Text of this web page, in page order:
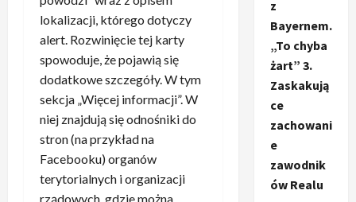
lokalizacji, którego dotyczy
alert. Rozwinięcie tej karty
spowoduje, że pojawią się
dodatkowe szczegóły. W tym
sekcja „Więcej informacji”. W
niej znajdują się odnośniki do
stron (na przykład na
Facebooku) organów
terytorialnych i organizacji
rządowych, gdzie można
z
Bayernem.
„To chyba
żart” 3.
Zaskakują
ce
zachowani
e
zawodnik
ów Realu